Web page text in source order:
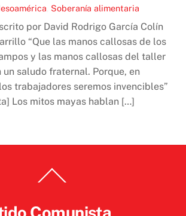
Soberanía alimentaria
por David Rodrigo García Colín
“Que las manos callosas de los
y las manos callosas del taller
un saludo fraternal. Porque, en
trabajadores seremos invencibles”
Los mitos mayas hablan […]
To